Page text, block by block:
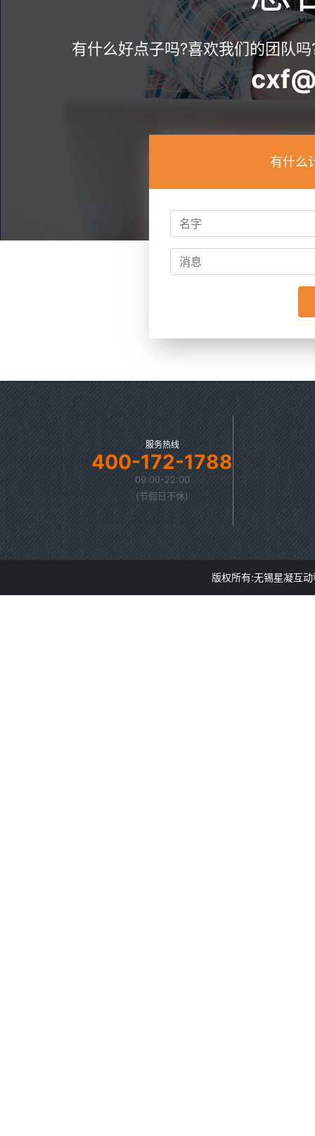
有什么好点子吗?喜欢我们的团队
有什么
服务热线
400-172-1788
09:00-22:00
(节假日不休)
版权所有:无锡星凝互